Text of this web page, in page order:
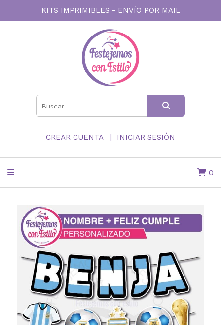
KITS IMPRIMIBLES - ENVÍO POR MAIL
CREAR CUENTA INICIAR SESIÓN
0